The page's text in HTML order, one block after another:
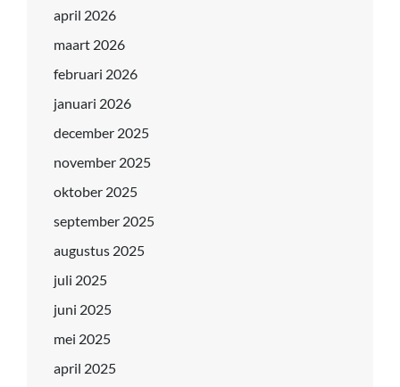
april 2026
maart 2026
februari 2026
januari 2026
december 2025
november 2025
oktober 2025
september 2025
augustus 2025
juli 2025
juni 2025
mei 2025
april 2025